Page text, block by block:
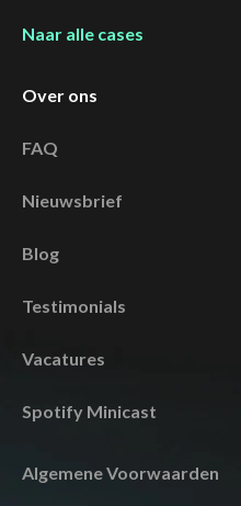
Naar alle cases
Over ons
FAQ
Nieuwsbrief
Blog
Testimonials
Vacatures
Spotify Minicast
Algemene Voorwaarden